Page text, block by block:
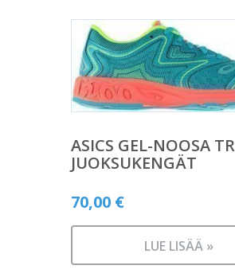
ASICS GEL-NOOSA
JUOKSUKENGÄT
70,00 €
LUE LISÄÄ »